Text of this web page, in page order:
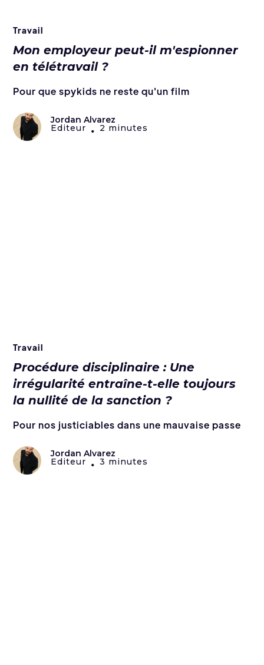
Travail
Mon employeur peut-il m'espionner
en télétravail ?
Pour que spykids ne reste qu'un film
Jordan Alvarez
Editeur • 2 minutes
Travail
Procédure disciplinaire : Une
irrégularité entraîne-t-elle toujours
la nullité de la sanction ?
Pour nos justiciables dans une mauvaise passe
Jordan Alvarez
Editeur • 3 minutes